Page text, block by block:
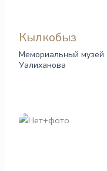
Кылкобыз
Мемориальный
Уалиханова